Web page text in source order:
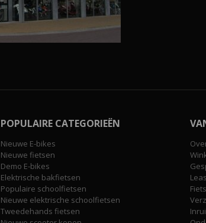
POPULAIRE CATEGORIEËN
Nieuwe E-bikes
Nieuwe fietsen
Demo E-bikes
Elektrische bakfietsen
Populaire schoolfietsen
Nieuwe elektrische schoolfietsen
Tweedehands fietsen